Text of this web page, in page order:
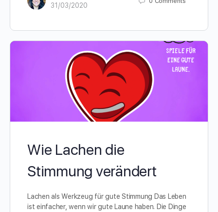
31/03/2020
Wie Lachen die
Stimmung verändert
Lachen als Werkzeug für gute Stimmung Das Leben
ist einfacher, wenn wir gute Laune haben. Die Dinge